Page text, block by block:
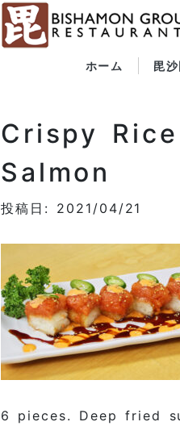
ホーム 毘
Crispy
Salmon
投稿日: 2021/04/21
6 pieces. Deep fried